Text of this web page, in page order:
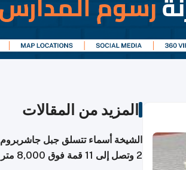
المزيد من المقالات
الشيخة أسماء تتسلق جبل جاشربروم
2 وتصل إلى 11 قمة فوق 8,000 متر